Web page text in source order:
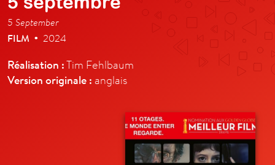
5 September
FILM • 2024
Réalisation :Tim Fehlbaum
Version originale : anglais